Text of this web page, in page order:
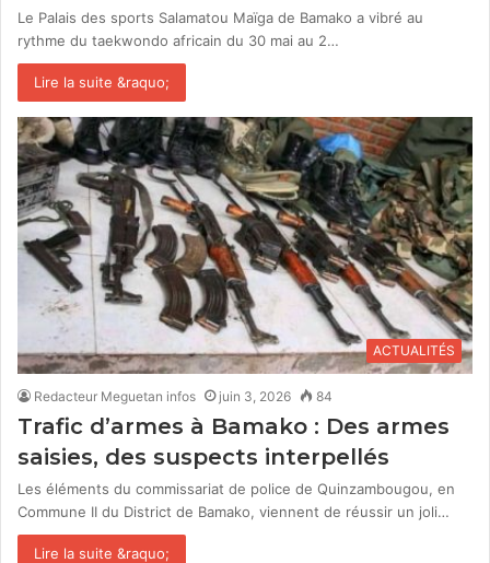
Le Palais des sports Salamatou Maïga de Bamako a vibré au
rythme du taekwondo africain du 30 mai au 2…
Lire la suite &raquo;
ACTUALITÉS
Redacteur Meguetan infos juin 3, 2026 84
Trafic d’armes à Bamako : Des armes
saisies, des suspects interpellés
Les éléments du commissariat de police de Quinzambougou, en
Commune II du District de Bamako, viennent de réussir un joli…
Lire la suite &raquo;